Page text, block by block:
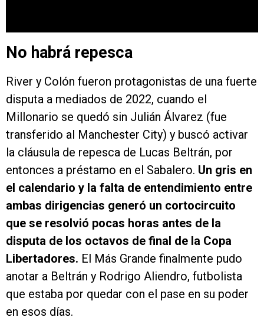
No habrá repesca
River y Colón fueron protagonistas de una fuerte
disputa a mediados de 2022, cuando el
Millonario se quedó sin Julián Álvarez (fue
transferido al Manchester City) y buscó activar
la cláusula de repesca de Lucas Beltrán, por
entonces a préstamo en el Sabalero. Un gris en
el calendario y la falta de entendimiento entre
ambas dirigencias generó un cortocircuito
que se resolvió pocas horas antes de la
disputa de los octavos de final de la Copa
Libertadores. El Más Grande finalmente pudo
anotar a Beltrán y Rodrigo Aliendro, futbolista
que estaba por quedar con el pase en su poder
en esos días.